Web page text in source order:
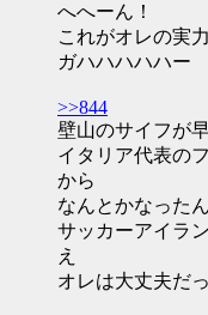
へへーん！
これがオレの実
ガハハハハハー
>>844
壁山のサイフが
イタリア代表の
から
なんとかなった
サッカーアイラ
え
オレは大丈夫だ